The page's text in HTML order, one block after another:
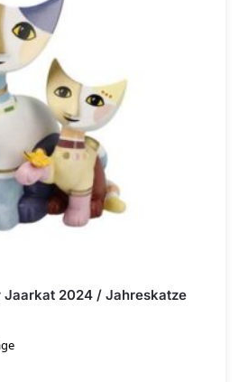
Jaarkat 2024 / Jahreskatze